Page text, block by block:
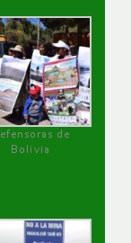
de
Bolivia